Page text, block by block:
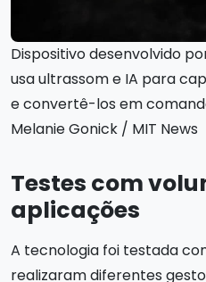
Dispositivo desenvolvido
usa ultrassom e IA para
e convertê-los em
Melanie Gonick / MIT News
Testes com
aplicações
A tecnologia foi testada
realizaram diferentes